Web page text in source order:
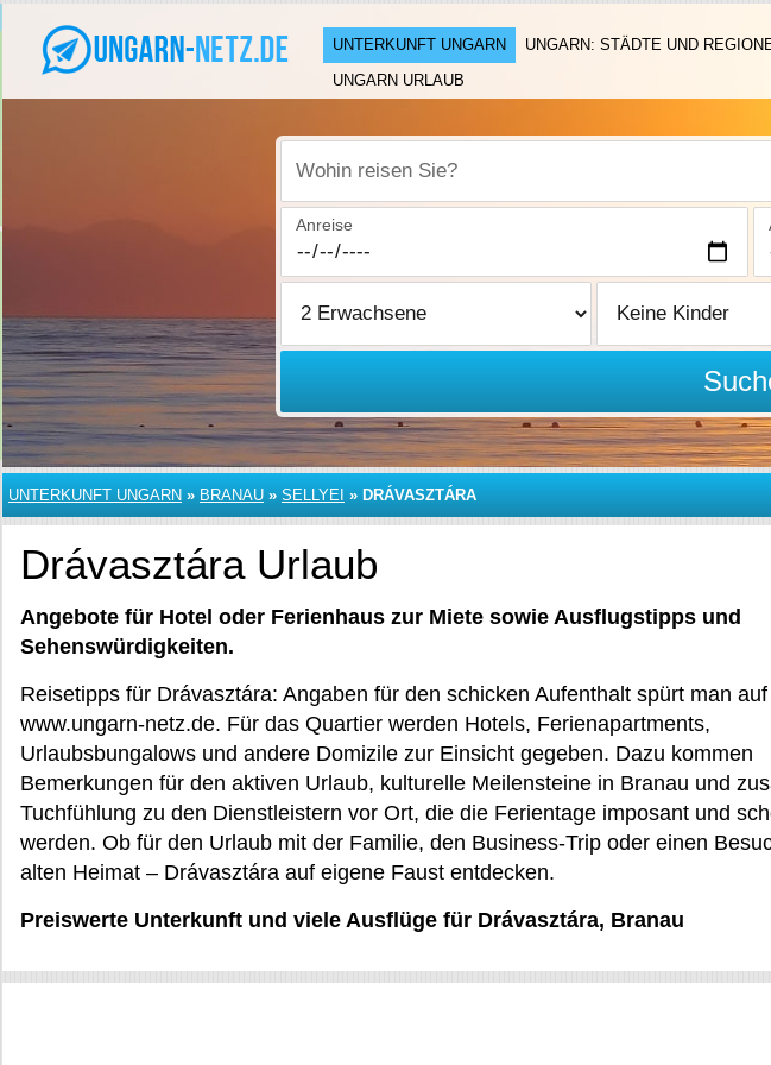
UNTERKUNFT UNGARN UNGARN: STÄDTE UND
UNGARN URLAUB
Wohin reisen Sie?
Anreise
UNTERKUNFT UNGARN » BRANAU » SELLYEI » DRÁVASZTÁRA
Drávasztára Urlaub
Angebote für Hotel oder Ferienhaus zur Miete sowie Ausflugstipps und
Sehenswürdigkeiten.
Reisetipps für Drávasztára: Angaben für den schicken Aufenthalt spürt man auf
www.ungarn-netz.de. Für das Quartier werden Hotels, Ferienapartments,
Urlaubsbungalows und andere Domizile zur Einsicht gegeben. Dazu kommen
Bemerkungen für den aktiven Urlaub, kulturelle Meilensteine in Branau und
Tuchfühlung zu den Dienstleistern vor Ort, die die Ferientage imposant und
werden. Ob für den Urlaub mit der Familie, den Business-Trip oder einen
alten Heimat – Drávasztára auf eigene Faust entdecken.
Preiswerte Unterkunft und viele Ausflüge für Drávasztára, Branau